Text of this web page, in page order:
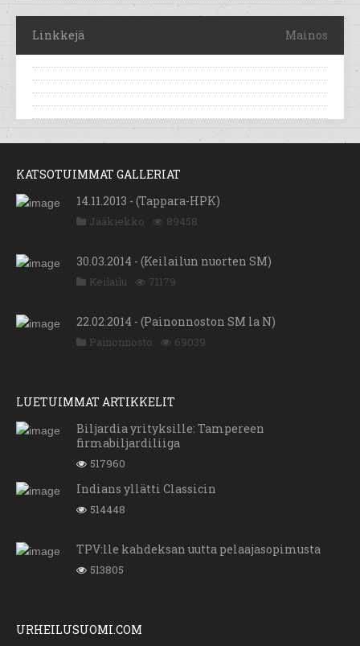
Linkkejä Mainos
KATSOTUIMMAT GALLERIAT
14.11.2013 - (Tappara-HPK)
Jääkiekko 89458
30.03.2014 - (Keilailun nuorten SM)
Keilailu 71179
22.02.2014 - (Painonnoston SM la N)
Painonnosto 69039
LUETUIMMAT ARTIKKELIT
Biljardia yrityksille: Tampereen
firmabiljardiliiga
517960
Indians yllätti Classicin
514448
TPV:lle kahdeksan uutta pelaajasopimusta
513805
URHEILUSUOMI.COM